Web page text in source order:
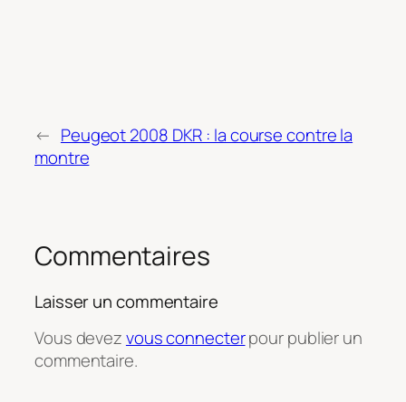
← Peugeot 2008 DKR : la course contre la
montre
Commentaires
Laisser un commentaire
Vous devezvous connecterpour publier un
commentaire.